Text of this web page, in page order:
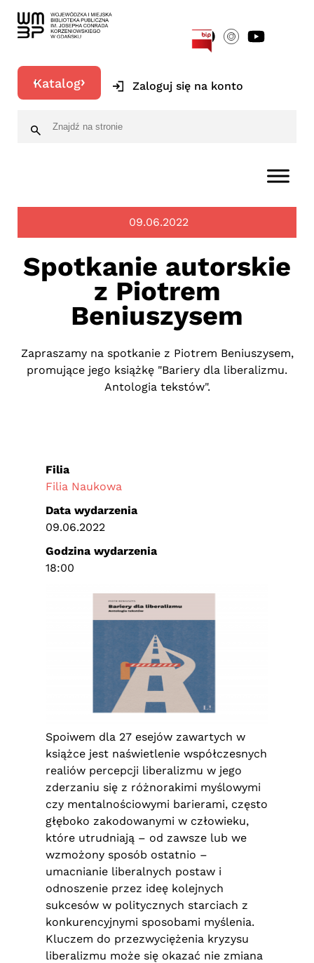
Katalog Zaloguj się na konto
09.06.2022
Spotkanie autorskie
z Piotrem
Beniuszysem
Zapraszamy na spotkanie z Piotrem Beniuszysem,
promujące jego książkę "Bariery dla liberalizmu.
Antologia tekstów".
Spoiwem dla 27 esejów zawartych w
książce jest naświetlenie współczesnych
realiów percepcji liberalizmu w jego
zderzaniu się z różnorakimi myślowymi
czy mentalnościowymi barierami, często
głęboko zakodowanymi w człowieku,
które utrudniają – od zawsze lub we
wzmożony sposób ostatnio –
umacnianie liberalnych postaw i
odnoszenie przez ideę kolejnych
sukcesów w politycznych starciach z
konkurencyjnymi sposobami myślenia.
Kluczem do przezwyciężenia kryzysu
liberalizmu może się okazać nie zmiana
Filia
Filia Naukowa
Data wydarzenia
09.06.2022
Godzina wydarzenia
18:00